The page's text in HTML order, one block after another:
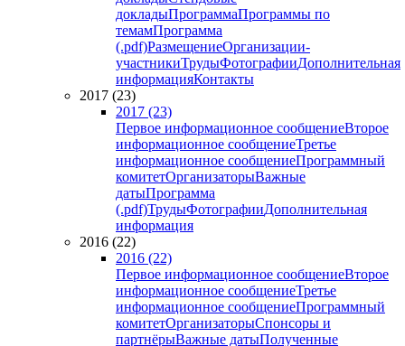
докладыПрограммаПрограммы по
темамПрограмма
(.pdf)РазмещениеОрганизации-
участникиТрудыФотографииДополнительная
информацияКонтакты
2017 (23)
2017 (23)
Первое информационное сообщениеВторое
информационное сообщениеТретье
информационное сообщениеПрограммный
комитетОрганизаторыВажные
датыПрограмма
(.pdf)ТрудыФотографииДополнительная
информация
2016 (22)
2016 (22)
Первое информационное сообщениеВторое
информационное сообщениеТретье
информационное сообщениеПрограммный
комитетОрганизаторыСпонсоры и
партнёрыВажные датыПолученные